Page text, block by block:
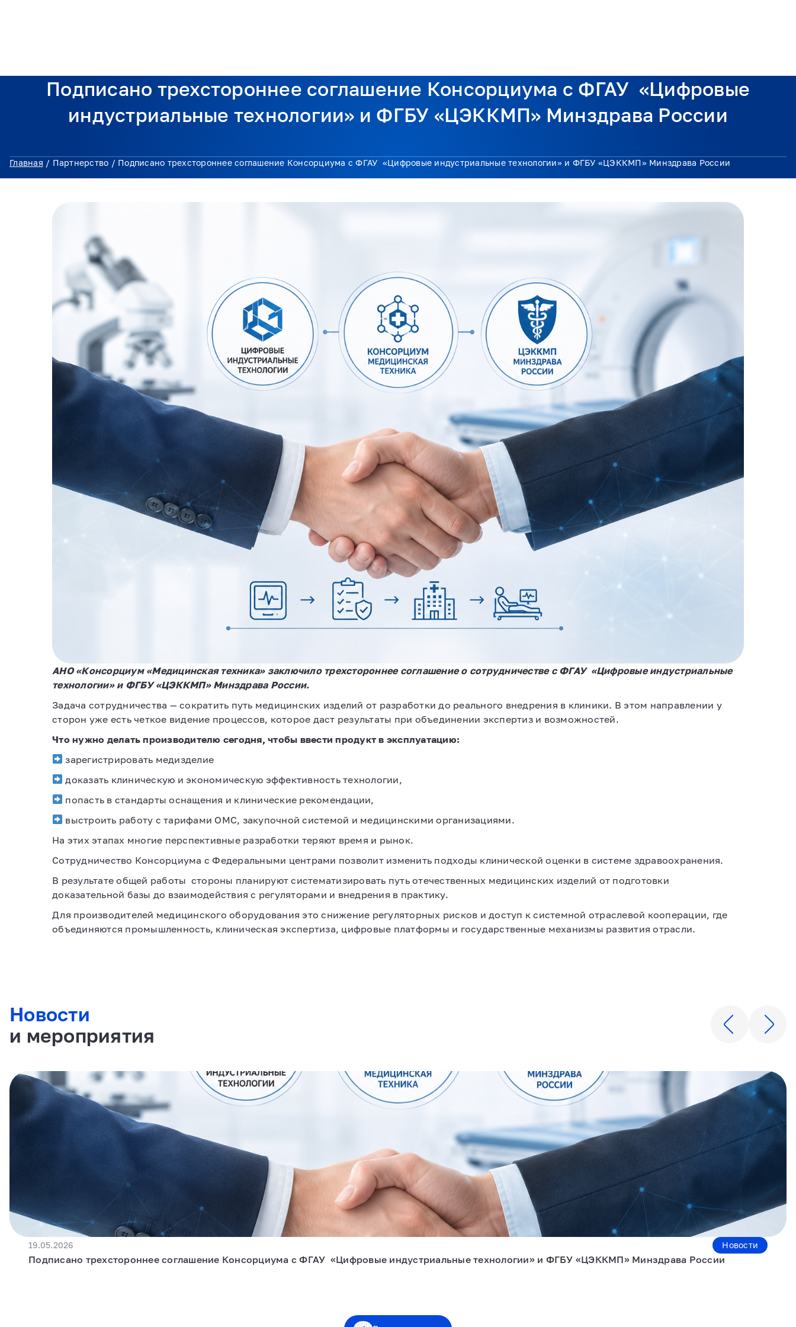
Подписано трехстороннее соглашение Консорциума с ФГАУ «Цифровые
индустриальные технологии» и ФГБУ «ЦЭККМП» Минздрава России
Главная / Партнерство / Подписано трехстороннее соглашение Консорциума с ФГАУ «Цифровые индустриальные технологии» и ФГБУ «ЦЭККМП» Минздрава России
АНО «Консорциум «Медицинская техника» заключило трехстороннее соглашение о сотрудничестве с ФГАУ «Цифровые индустриальные
технологии» и ФГБУ «ЦЭККМП» Минздрава России.
Задача сотрудничества — сократить путь медицинских изделий от разработки до реального внедрения в клиники. В этом направлении у
сторон уже есть четкое видение процессов, которое даст результаты при объединении экспертиз и возможностей.
Что нужно делать производителю сегодня, чтобы ввести продукт в эксплуатацию:
зарегистрировать медизделие
доказать клиническую и экономическую эффективность технологии,
попасть в стандарты оснащения и клинические рекомендации,
выстроить работу с тарифами ОМС, закупочной системой и медицинскими организациями.
На этих этапах многие перспективные разработки теряют время и рынок.
Сотрудничество Консорциума с Федеральными центрами позволит изменить подходы клинической оценки в системе здравоохранения.
В результате общей работы стороны планируют систематизировать путь отечественных медицинских изделий от подготовки
доказательной базы до взаимодействия с регуляторами и внедрения в практику.
Для производителей медицинского оборудования это снижение регуляторных рисков и доступ к системной отраслевой кооперации, где
объединяются промышленность, клиническая экспертиза, цифровые платформы и государственные механизмы развития отрасли.
Новости
и мероприятия
19.05.2026 Новости
Подписано трехстороннее соглашение Консорциума с ФГАУ «Цифровые индустриальные технологии» и ФГБУ «ЦЭККМП» Минздрава России